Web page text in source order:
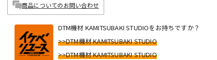
商品についてのお問い合わせ
DTM機材 KAMITSUBAKI STUDIOをお持ちですか？
>>DTM機材 KAMITSUBAKI STUDIO
>>DTM機材 KAMITSUBAKI STUDIO